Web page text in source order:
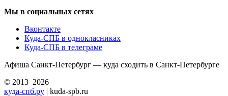
Мы в социальных сетях
Вконтакте
Куда-СПБ в однокласниках
Куда-СПБ в телеграме
Афиша Санкт-Петербург — куда сходить в Санкт-Петербурге
© 2013–2026
куда-спб.ру | kuda-spb.ru